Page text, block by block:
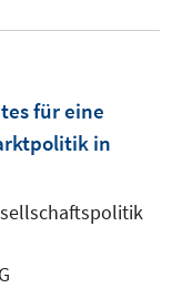
für eine
in